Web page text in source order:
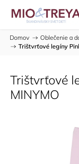
Domov / Oblečenie a
/
Trištvrťové legíny
Trištvrťové
MINYMO